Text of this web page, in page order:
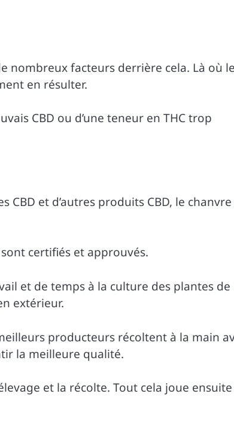
nombreux facteurs derrière cela. Là où
en résulter.
CBD ou d’une teneur en THC trop
CBD et d’autres produits CBD, le chanvre
certifiés et approuvés.
et de temps à la culture des plantes de
extérieur.
producteurs récoltent à la main
la meilleure qualité.
et la récolte. Tout cela joue ensuite